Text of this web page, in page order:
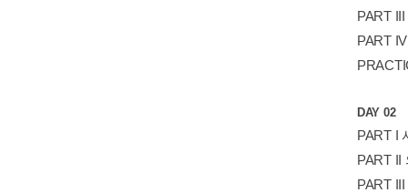
PART
PART
DAY 02
PART I
PART II
PART